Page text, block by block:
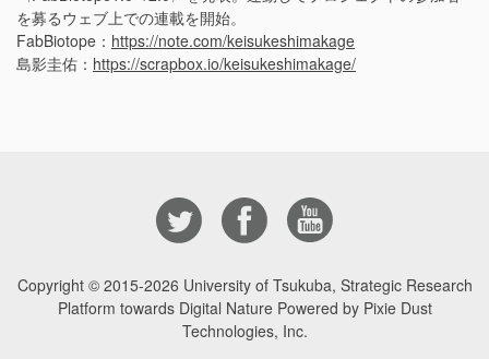
を募るウェブ上での連載を開始。
FabBiotope： https://note.com/keisukeshimakage
島影圭佑： https://scrapbox.io/keisukeshimakage/
Copyright © 2015-2026 University of Tsukuba, Strategic Research
Platform towards Digital Nature Powered by Pixie Dust
Technologies, Inc.